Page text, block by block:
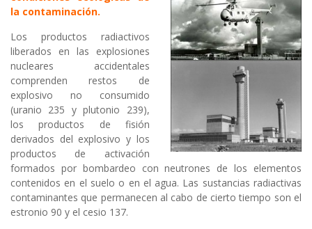
la contaminación.
Los productos radiactivos
liberados en las explosiones
nucleares accidentales
comprenden restos de
explosivo no consumido
(uranio 235 y plutonio 239),
los productos de fisión
derivados del explosivo y los
productos de activación
formados por bombardeo con neutrones de los elementos
contenidos en el suelo o en el agua. Las sustancias radiactivas
contaminantes que permanecen al cabo de cierto tiempo son el
estronio 90 y el cesio 137.